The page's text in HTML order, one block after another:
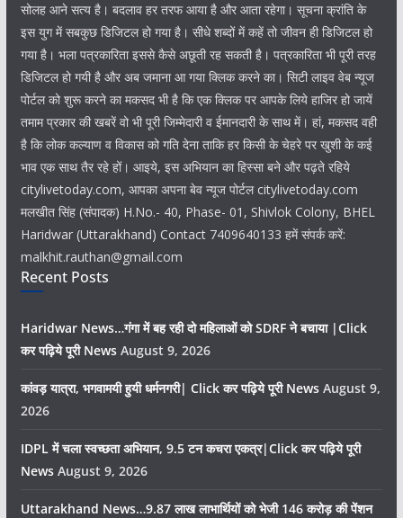
सोलह आने सत्य है। बदलाव हर तरफ आया है और आता रहेगा। सूचना क्रांति के
इस युग में सबकुछ डिजिटल हो गया है। सीधे शब्दों में कहें तो जीवन ही डिजिटल हो
गया है। भला पत्रकारिता इससे कैसे अछूती रह सकती है। पत्रकारिता भी पूरी तरह
डिजिटल हो गयी है और अब जमाना आ गया क्लिक करने का। सिटी लाइव वेब न्यूज
पोर्टल को शुरू करने का मकसद भी है कि एक क्लिक पर आपके लिये हाजिर हो जायें
तमाम प्रकार की खबरें वो भी पूरी जिम्मेदारी व ईमानदारी के साथ में। हां, मकसद वही
है कि लोक कल्याण व विकास को गति देना ताकि हर किसी के चेहरे पर खुशी के कई
भाव एक साथ तैर रहे हों। आइये, इस अभियान का हिस्सा बने और पढ़ते रहिये
citylivetoday.com, आपका अपना बेव न्यूज पोर्टल citylivetoday.com
मलखीत सिंह (संपादक) H.No.- 40, Phase- 01, Shivlok Colony, BHEL
Haridwar (Uttarakhand) Contact 7409640133 हमें संपर्क करें:
malkhit.rauthan@gmail.com
Recent Posts
Haridwar News…गंगा में बह रही दो महिलाओं को SDRF ने बचाया |Click
कर पढ़िये पूरी News August 9, 2026
कांवड़ यात्रा, भगवामयी हुयी धर्मनगरी| Click कर पढ़िये पूरी News August 9,
2026
IDPL में चला स्वच्छता अभियान, 9.5 टन कचरा एकत्र|Click कर पढ़िये पूरी
News August 9, 2026
Uttarakhand News…9.87 लाख लाभार्थियों को भेजी 146 करोड़ की पेंशन